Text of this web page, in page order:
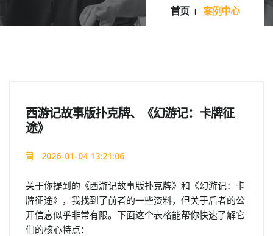
首页 案例中心
西游记故事版扑克牌、《幻游记：卡牌征
途》
2026-01-04 13:21:06
关于你提到的《西游记故事版扑克牌》和《幻游记：卡
牌征途》，我找到了前者的一些资料，但关于后者的公
开信息似乎非常有限。下面这个表格能帮你快速了解它
们的核心特点：